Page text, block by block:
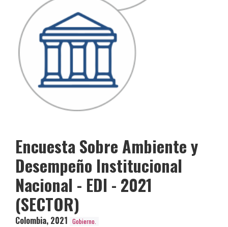
Encuesta Sobre Ambiente y
Desempeño Institucional
Nacional - EDI - 2021
(SECTOR)
Colombia, 2021 Gobierno.